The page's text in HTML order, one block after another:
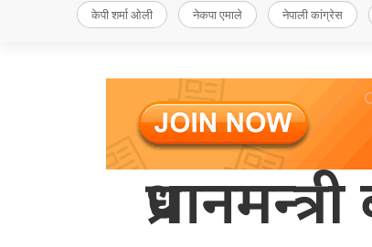
केपी शर्मा ओली नेकपा एमाले नेपाली कांग्रेस